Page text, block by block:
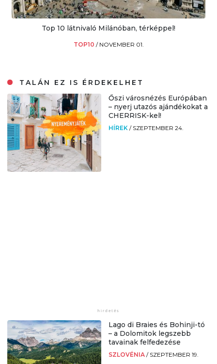
Top 10 látnivaló Milánóban, térképpel!
TOP10 / NOVEMBER 01.
TALÁN EZ IS ÉRDEKELHET
Őszi városnézés Európában
– nyerj utazós ajándékokat a
CHERRISK-kel!
HÍREK / SZEPTEMBER 24.
Lago di Braies és Bohinji-tó
– a Dolomitok legszebb
tavainak felfedezése
SZLOVÉNIA / SZEPTEMBER 19.